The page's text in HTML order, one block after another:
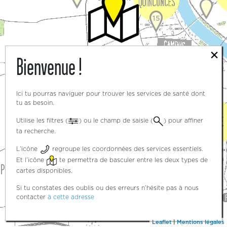
15
3
×
Bienvenue !
Ici tu pourras naviguer pour trouver les services de santé dont
tu as besoin.
Utilise les filtres ( ) ou le champ de saisie (
) pour affiner
ta recherche.
L’icône
regroupe les coordonnées des services essentiels.
Et l’icône
te permettra de basculer entre les deux types de
cartes disponibles.
Si tu constates des oublis ou des erreurs n’hésite pas à nous
contacter à cette adresse
Leaflet|Mentions légales